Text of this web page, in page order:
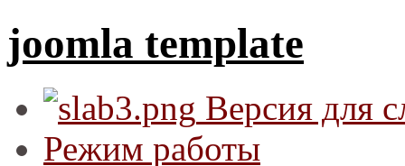
joomla template
Версия для
Режим работы